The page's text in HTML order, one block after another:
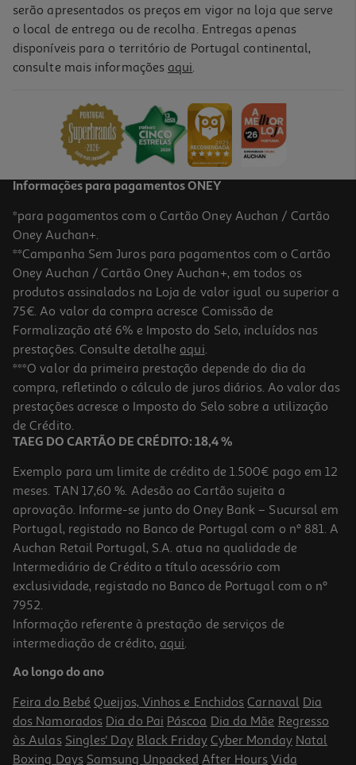
serão apresentados os preços em vigor na loja que serve
o local de entrega ou de recolha. Entregas apenas
disponíveis para o território de Portugal continental,
consulte mais informações aqui.
Informações para pagamentos ONEY
*para pagamentos com o Cartão Oney Auchan / Cartão
Oney Auchan+.
**Campanha Sem Juros para pagamentos com o Cartão
Oney Auchan / Cartão Oney Auchan+, em todos os
produtos assinalados na Loja de valor igual ou superior a
75€. Ao valor da compra acresce Comissão de
Formalização até 6% e Imposto do Selo, incluídos nas
prestações. Consulte detalhe aqui.
***O valor da primeira prestação depende do dia da
compra, refletindo o cálculo de juros diários. Ao valor das
prestações acresce o Imposto do Selo sobre a utilização
de Crédito.
TAEG DO CARTÃO DE CRÉDITO: 18,4 %
Exemplo para um limite de crédito de 1.500€ pago em 12
meses. TAN 17,60 %. Adesão ao Cartão sujeita a
aprovação. Informe-se junto do Oney Bank – Sucursal em
Portugal, registado no Banco de Portugal com o nº 881. A
Auchan Retail Portugal, S.A. atua na qualidade de
Intermediário de Crédito a título acessório com
exclusividade, registado no Banco de Portugal com o nº
7952.
Informação referente à prestação de serviços de
intermediação de crédito, aqui.
Ao longo do ano
Feira do Bebé Queijos, Vinhos e Enchidos Carnaval Dia
dos Namorados Dia do Pai Páscoa Dia da Mãe Regresso
às Aulas Singles' Day Black Friday Cyber Monday Natal
Boxing Days Samsung Unpacked After Hours Vida